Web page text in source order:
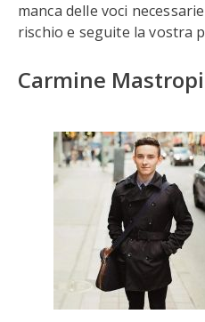
manca delle voci
rischio e seguite la vostra
Carmine